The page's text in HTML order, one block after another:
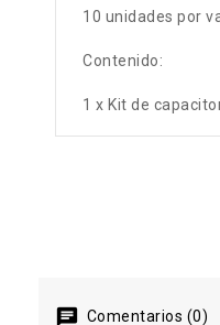
10 unidades por
Contenido:
1 x Kit de
Comentarios (0)